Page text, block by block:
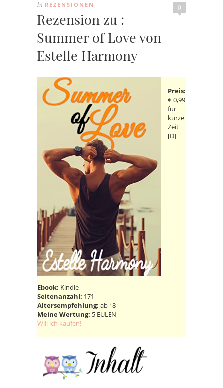
0
In REZENSIONEN
Rezension zu :
Summer of Love von
Estelle Harmony
Preis:
€ 0,99
für
kurze
Zeit
[D]
Ebook: Kindle
Seitenanzahl: 171
Altersempfehlung: ab 18
Meine Wertung: 5 EULEN
Will ich kaufen!